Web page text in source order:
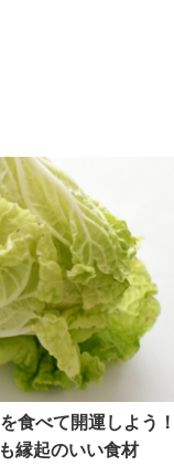
食べて開運しよう！
縁起のいい食材